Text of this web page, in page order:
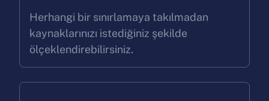
Herhangi bir sınırlamaya takılmadan
kaynaklarınızı istediğiniz şekilde
ölçeklendirebilirsiniz.